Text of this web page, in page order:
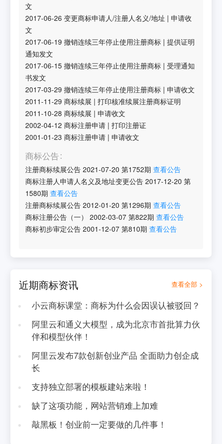
文
2017-06-26 变更商标申请人/注册人名义/地址 |申请收
文
2017-06-19 撤销连续三年停止使用注册商标 |提供证明
通知发文
2017-06-15 撤销连续三年停止使用注册商标 |受理通知
书发文
2017-03-29 撤销连续三年停止使用注册商标 |申请收文
2011-11-29 商标续展 |打印核准续展注册商标证明
2011-10-28 商标续展 |申请收文
2002-04-12 商标注册申请 |打印注册证
2001-01-23 商标注册申请 |申请收文
商标公告
注册商标续展公告 2021-07-20 第1752期 查看公告
商标注册人申请人名义及地址变更公告 2017-12-20 第
1580期 查看公告
注册商标续展公告 2012-01-20 第1296期 查看公告
商标注册公告（一）
2002-03-07 第822期 查看公告
商标初步审定公告 2001-12-07 第810期 查看公告
近期商标资讯 查看全部 >
小云商标课堂：商标为什么会因误认被驳回？
阿里云和通义大模型，成为北京市首批算力伙
伴和模型伙伴！
阿里云发布7款创新创业产品 全面助力创企成
长
支持独立部署的模板建站来啦！
缺了这项功能，网站营销难上加难
敲黑板！创业前一定要做的几件事！